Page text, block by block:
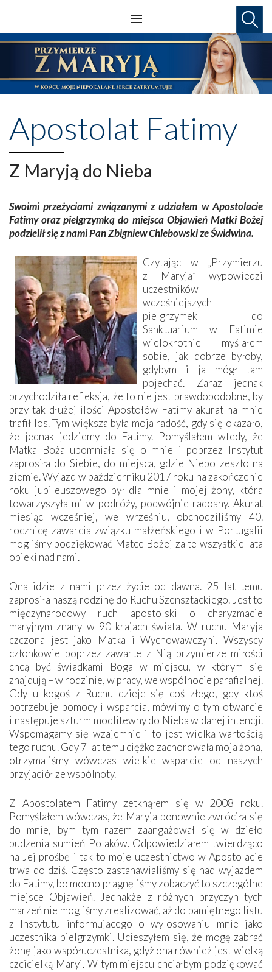
Apostolat Fatimy
Z Maryją do Nieba
Swoimi przeżyciami związanymi z udziałem w Apostolacie
Fatimy oraz pielgrzymką do miejsca Objawień Matki Bożej
podzielił się z nami Pan Zbigniew Chlebowski ze Świdwina.
Czytając w „Przymierzu
z Maryją” wypowiedzi
uczestników
wcześniejszych
pielgrzymek do
Sanktuarium w Fatimie
wielokrotnie myślałem
sobie, jak dobrze byłoby,
gdybym i ja mógł tam
pojechać. Zaraz jednak
przychodziła refleksja, że to nie jest prawdopodobne, by
przy tak dłużej ilości Apostołów Fatimy akurat na mnie
trafił los. Tym większa była moja radość, gdy się okazało,
że jednak jedziemy do Fatimy. Pomyślałem wtedy, że
Matka Boża upomniała się o mnie i poprzez Instytut
zaprosiła do Siebie, do miejsca, gdzie Niebo zeszło na
ziemię. Wyjazd w październiku 2017 roku na zakończenie
roku jubileuszowego był dla mnie i mojej żony, która
towarzyszyła mi w podróży, podwójnie radosny. Akurat
miesiąc wcześniej, we wrześniu, obchodziliśmy 40.
rocznicę zawarcia związku małżeńskiego i w Portugalii
mogliśmy podziękować Matce Bożej za te wszystkie lata
opieki nad nami.
Ona idzie z nami przez życie od dawna. 25 lat temu
zaprosiła naszą rodzinę do Ruchu Szensztackiego. Jest to
międzynarodowy ruch apostolski o charyzmacie
maryjnym znany w 90 krajach świata. W ruchu Maryja
czczona jest jako Matka i Wychowawczyni. Wszyscy
członkowie poprzez zawarte z Nią przymierze miłości
chcą być świadkami Boga w miejscu, w którym się
znajdują – w rodzinie, w pracy, we wspólnocie parafialnej.
Gdy u kogoś z Ruchu dzieje się coś złego, gdy ktoś
potrzebuje pomocy i wsparcia, mówimy o tym otwarcie
i następuje szturm modlitewny do Nieba w danej intencji.
Wspomagamy się wzajemnie i to jest wielką wartością
tego ruchu. Gdy 7 lat temu ciężko zachorowała moja żona,
otrzymaliśmy wówczas wielkie wsparcie od naszych
przyjaciół ze wspólnoty.
Z Apostolatem Fatimy zetknąłem się w 2008 roku.
Pomyślałem wówczas, że Maryja ponownie zwróciła się
do mnie, bym tym razem zaangażował się w dzieło
budzenia sumień Polaków. Odpowiedziałem twierdząco
na Jej prośbę i tak to moje uczestnictwo w Apostolacie
trwa do dziś. Często zastanawialiśmy się nad wyjazdem
do Fatimy, bo mocno pragnęliśmy zobaczyć to szczególne
miejsce Objawień. Jednakże z różnych przyczyn tych
marzeń nie mogliśmy zrealizować, aż do pamiętnego listu
z Instytutu informującego o wylosowaniu mnie jako
uczestnika pielgrzymki. Ucieszyłem się, że mogę zabrać
żonę jako współuczestnika, gdyż ona również jest wielką
czcicielką Maryi. W tym miejscu chciałbym podziękować